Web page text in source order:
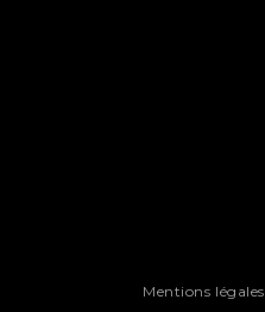
Mentions légales